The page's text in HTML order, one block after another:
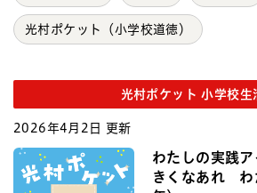
光村ポケット（小学校道徳）
光村ポケット 小学校生
2026年4月2日 更新
わたしの実践
きくなあれ わ